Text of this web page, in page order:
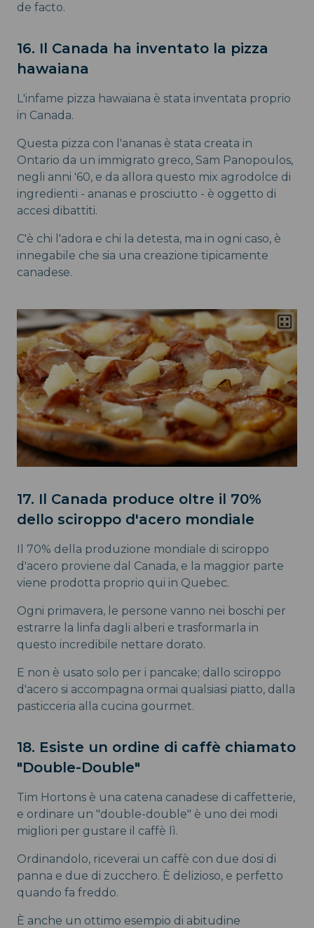
de facto.
16. Il Canada ha inventato la pizza
hawaiana
L'infame pizza hawaiana è stata inventata proprio
in Canada.
Questa pizza con l'ananas è stata creata in
Ontario da un immigrato greco, Sam Panopoulos,
negli anni '60, e da allora questo mix agrodolce di
ingredienti - ananas e prosciutto - è oggetto di
accesi dibattiti.
C'è chi l'adora e chi la detesta, ma in ogni caso, è
innegabile che sia una creazione tipicamente
canadese.
17. Il Canada produce oltre il 70%
dello sciroppo d'acero mondiale
Il 70% della produzione mondiale di sciroppo
d'acero proviene dal Canada, e la maggior parte
viene prodotta proprio qui in Quebec.
Ogni primavera, le persone vanno nei boschi per
estrarre la linfa dagli alberi e trasformarla in
questo incredibile nettare dorato.
E non è usato solo per i pancake; dallo sciroppo
d'acero si accompagna ormai qualsiasi piatto, dalla
pasticceria alla cucina gourmet.
18. Esiste un ordine di caffè chiamato
"Double-Double"
Tim Hortons è una catena canadese di caffetterie,
e ordinare un "double-double" è uno dei modi
migliori per gustare il caffè lì.
Ordinandolo, riceverai un caffè con due dosi di
panna e due di zucchero. È delizioso, e perfetto
quando fa freddo.
È anche un ottimo esempio di abitudine